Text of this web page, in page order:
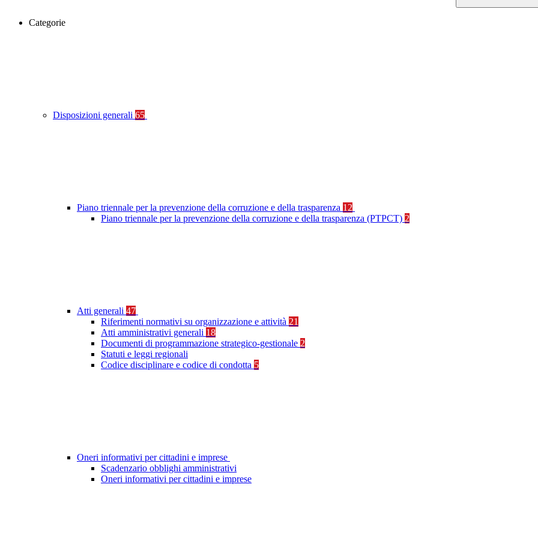
Categorie
Disposizioni generali 65
Piano triennale per la prevenzione della corruzione e della trasparenza 12
Piano triennale per la prevenzione della corruzione e della trasparenza (PTPCT) 2
Atti generali 47
Riferimenti normativi su organizzazione e attività 21
Atti amministrativi generali 18
Documenti di programmazione strategico-gestionale 2
Statuti e leggi regionali
Codice disciplinare e codice di condotta 5
Oneri informativi per cittadini e imprese
Scadenzario obblighi amministrativi
Oneri informativi per cittadini e imprese